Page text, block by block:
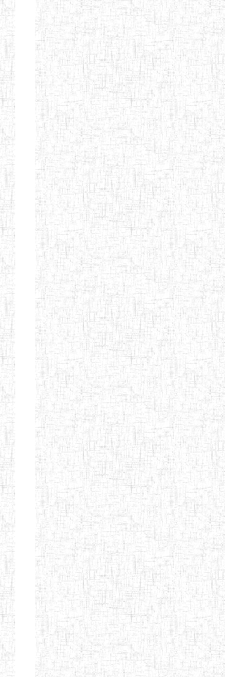
Afficher Page 2 sur 13 Total: 307
Début Préc. 1 2 3 4 5
6
Suivant
Fin
FIERTE
ENIEG TAGA 02/09/2014 ENIEG Privé
ENIET
SIANTOU
04/02/2014 ENIET Privé
ENIEG PRIVEE
GOLDEN
28/08/2009 ENIEG Privé
ENIEG
BILINGUE LE
GRAND
28/12/2007 ENIEG Privé
ENIEG
BILINGUE
VIVA
EDUCATION
15/04/2014 ENIEG Privé
ENIEG PRIVEE
MERE
THERESA
20/08/2015 ENIEG Privé
ENIEG COSBIE 28/08/2009 ENIEG Privé
ENIEG STAR 28/12/2007 ENIEG Privé
ENIEG MEVEC 02/07/2012 ENIEG Privé
Etablissements
d'enseignement
secondaire
technique
et
professionnel
ESTP